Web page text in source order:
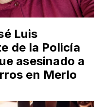
Luis
de la Policía
asesinado a
en Merlo